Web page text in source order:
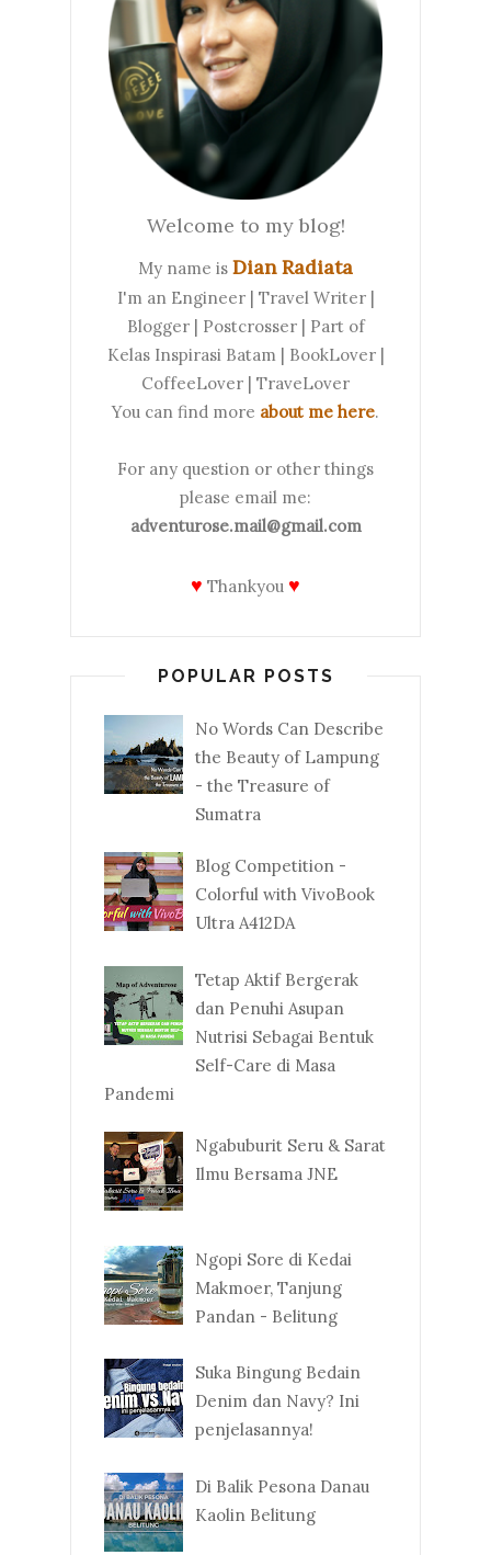
Welcome to my blog!
My name is Dian Radiata
I'm an Engineer | Travel Writer |
Blogger | Postcrosser | Part of
Kelas Inspirasi Batam | BookLover |
CoffeeLover | TraveLover
You can find more about me here.
For any question or other things
please email me:
adventurose.mail@gmail.com
♥ Thankyou ♥
POPULAR POSTS
No Words Can Describe
the Beauty of Lampung
- the Treasure of
Sumatra
Blog Competition -
Colorful with VivoBook
Ultra A412DA
Tetap Aktif Bergerak
dan Penuhi Asupan
Nutrisi Sebagai Bentuk
Self-Care di Masa
Pandemi
Ngabuburit Seru & Sarat
Ilmu Bersama JNE
Ngopi Sore di Kedai
Makmoer, Tanjung
Pandan - Belitung
Suka Bingung Bedain
Denim dan Navy? Ini
penjelasannya!
Di Balik Pesona Danau
Kaolin Belitung